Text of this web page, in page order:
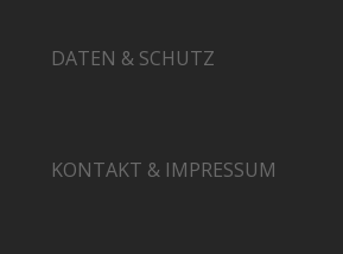
DATEN & SCHUTZ
KONTAKT & IMPRESSUM